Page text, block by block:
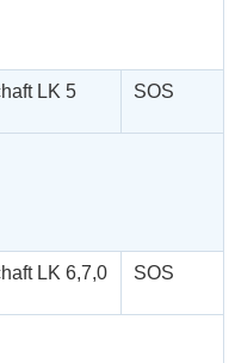
LK 5 SOS
LK 6,7,0 SOS